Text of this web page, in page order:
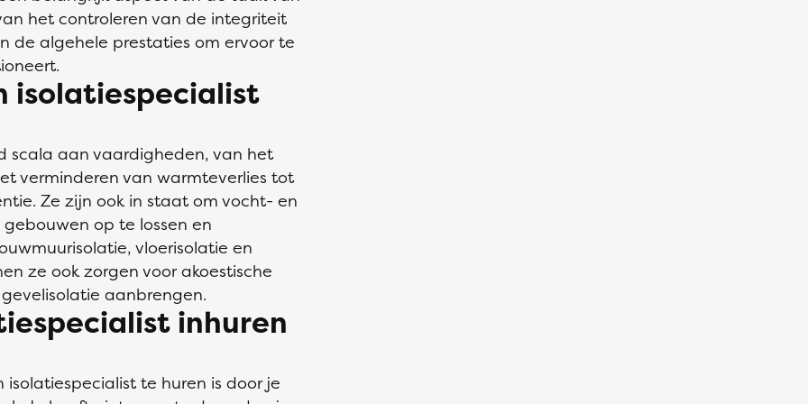
het controleren van de integriteit
de algehele prestaties om ervoor te
isolatiespecialist
scala aan vaardigheden, van het
verminderen van warmteverlies tot
Ze zijn ook in staat om vocht- en
op te lossen en
vloerisolatie en
ze ook zorgen voor akoestische
aanbrengen.
inhuren
te huren is door je